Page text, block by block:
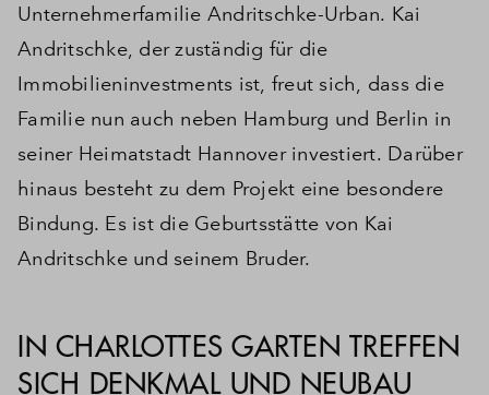
Unternehmerfamilie Andritschke-Urban. Kai
Andritschke, der zuständig für die
Immobilieninvestments ist, freut sich, dass die
Familie nun auch neben Hamburg und Berlin in
seiner Heimatstadt Hannover investiert. Darüber
hinaus besteht zu dem Projekt eine besondere
Bindung. Es ist die Geburtsstätte von Kai
Andritschke und seinem Bruder.
IN CHARLOTTES GARTEN TREFFEN
SICH DENKMAL UND NEUBAU